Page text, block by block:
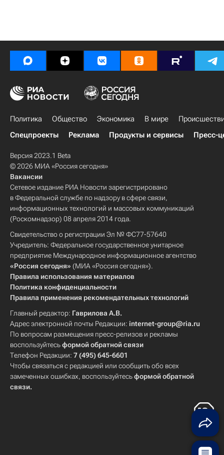
Политика Общество Экономика В мире
Спецпроекты
Реклама Продукты и сервисы Пресс-
Версия 2023.1 Beta
© 2026 МИА «Россия сегодня»
Вакансии
Сетевое издание РИА Новости зарегистрировано
в Федеральной службе по надзору в сфере связи,
информационных технологий и массовых коммуникаций
(Роскомнадзор) 08 апреля 2014 года.
Свидетельство о регистрации Эл № ФС77-57640
Учредитель: Федеральное государственное унитарное
предприятие Международное информационное агентство
«Россия сегодня» (МИА «Россия сегодня»).
Правила использования материалов
Политика конфиденциальности
Правила применения рекомендательных технологий
Главный редактор: Гаврилова А.В.
Адрес электронной почты Редакции: internet-group@ria.ru
По вопросам размещения пресс-релизов и рекламы
воспользуйтесьформой обратной связи
Телефон Редакции: 7 (495) 645-6601
Чтобы связаться с редакцией или сообщить обо всех
замеченных ошибках, воспользуйтесьформой обратной
связи.